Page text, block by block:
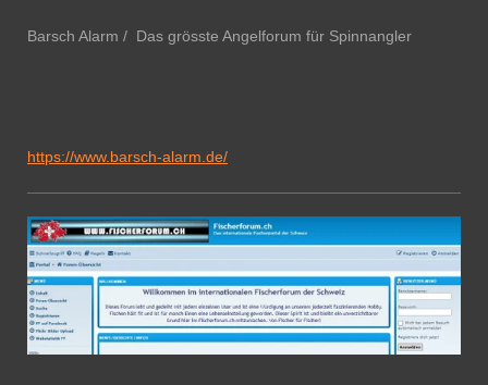
Barsch Alarm / Das grösste Angelforum für Spinnangler
https://www.barsch-alarm.de/